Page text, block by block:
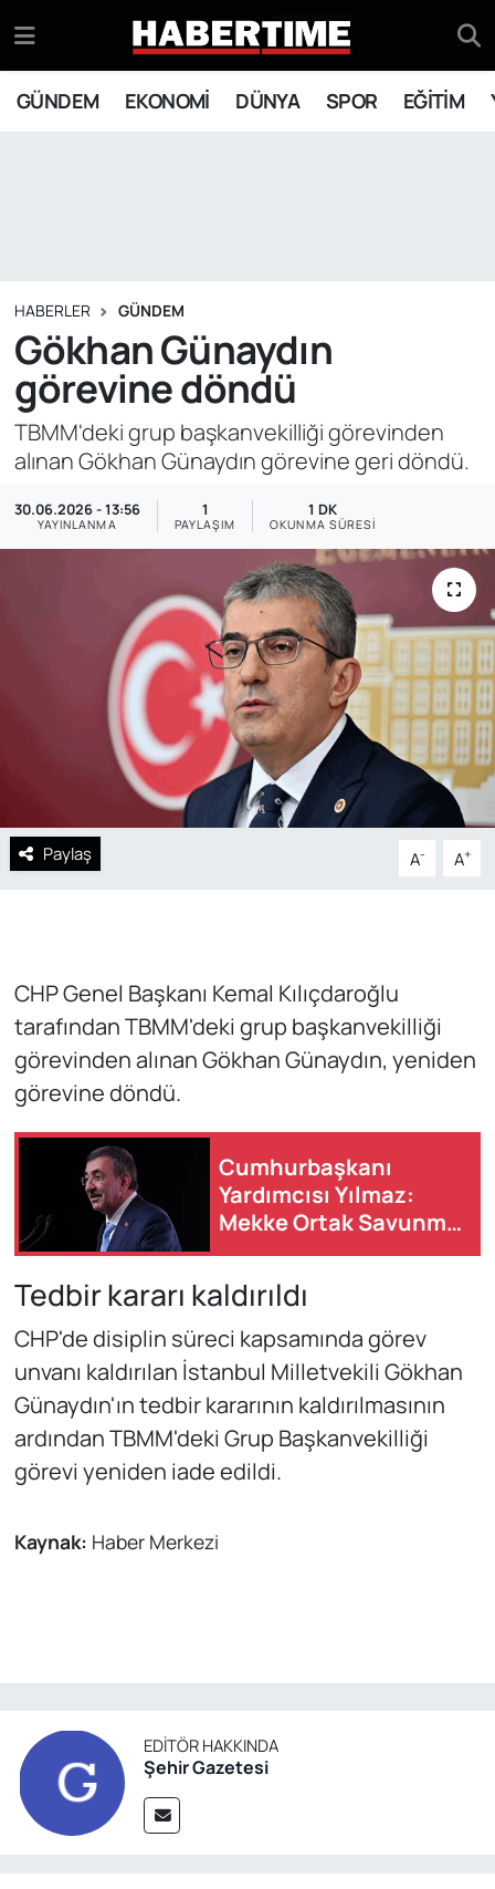
GÜNDEM EKONOMİ DÜNYA SPOR EĞİTİM
HABERLER GÜNDEM
Gökhan Günaydın
görevine döndü
TBMM'deki grup başkanvekilliği görevinden
alınan Gökhan Günaydın görevine geri döndü.
30.06.2026 - 13:56
YAYINLANMA
1
PAYLAŞIM
1 DK
OKUNMA SÜRESI
Paylaş A- A+
CHP Genel Başkanı Kemal Kılıçdaroğlu
tarafından TBMM'deki grup başkanvekilliği
görevinden alınan Gökhan Günaydın, yeniden
görevine döndü.
Cumhurbaşkanı
Yardımcısı Yılmaz:
Mekke Ortak Savunma
Anlaşması tarihi bir
adımdır
Tedbir kararı kaldırıldı
CHP'de disiplin süreci kapsamında görev
unvanı kaldırılan İstanbul Milletvekili Gökhan
Günaydın'ın tedbir kararının kaldırılmasının
ardından TBMM'deki Grup Başkanvekilliği
görevi yeniden iade edildi.
Kaynak: Haber Merkezi
EDITÖR HAKKINDA
Şehir Gazetesi
EKONOMİ
EĞİTİM
YAŞAM
SİYASET
ASAYİŞ
SAĞLIK
Eskişehir Nöbetçi Eczaneler
Eskişehir Hava Durumu
Süper Lig Puan Durumu ve Fikstür
Tüm Manşetler
Son Dakika Haberleri
Haber Arşivi